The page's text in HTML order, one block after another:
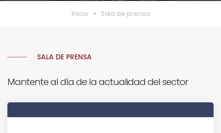
Inicio Sala de prensa
SALA DE PRENSA
Mantente al día de la actualidad del sector